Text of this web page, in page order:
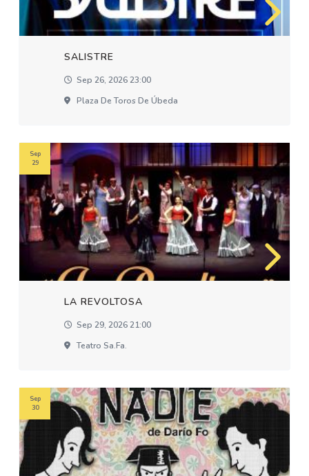
SALISTRE
Sep 26, 2026 23:00
Plaza De Toros De Úbeda
LA REVOLTOSA
Sep 29, 2026 21:00
Teatro Sa.fa.
Sep
29
Sep
30